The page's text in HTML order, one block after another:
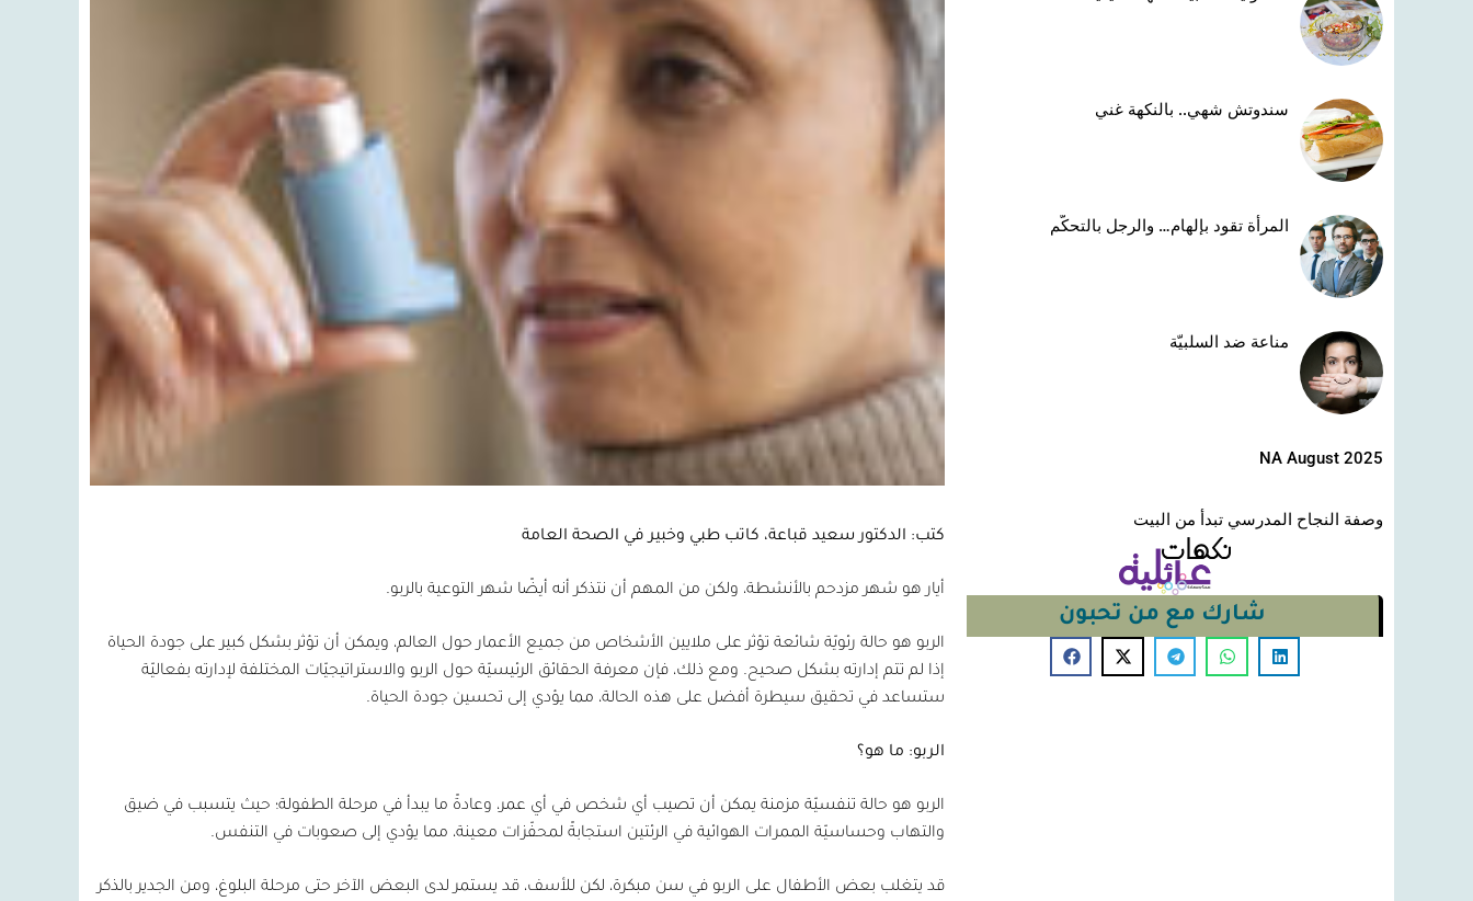
سندوتش شهي.. بالنكهة غني
المرأة تقود بإلهام… والرجل بالتحكّم
مناعة ضد السلبيّة
NA August 2025
وصفة النجاح المدرسي تبدأ من البيت
شارك مع من تحبون
كتب: الدكتور سعيد قباعة، كاتب طبي وخبير في الصحة العامة
أيار هو شهر مزدحم بالأنشطة، ولكن من المهم أن نتذكر أنه أيضًا شهر التوعية بالربو.
الربو هو حالة رئويّة شائعة تؤثر على ملايين الأشخاص من جميع الأعمار حول العالم، ويمكن أن تؤثر بشكل كبير على جودة الحياة
إذا لم تتم إدارته بشكل صحيح. ومع ذلك، فإن معرفة الحقائق الرئيسيّة حول الربو والاستراتيجيّات المختلفة لإدارته بفعاليّة
ستساعد في تحقيق سيطرة أفضل على هذه الحالة، مما يؤدي إلى تحسين جودة الحياة.
الربو: ما هو؟
الربو هو حالة تنفسيّة مزمنة يمكن أن تصيب أي شخص في أي عمر، وعادةً ما يبدأ في مرحلة الطفولة؛ حيث يتسبب في ضيق
والتهاب وحساسيّة الممرات الهوائية في الرئتين استجابةً لمحفّزات معينة، مما يؤدي إلى صعوبات في التنفس.
قد يتغلب بعض الأطفال على الربو في سن مبكرة، لكن للأسف، قد يستمر لدى البعض الآخر حتى مرحلة البلوغ، ومن الجدير بالذكر